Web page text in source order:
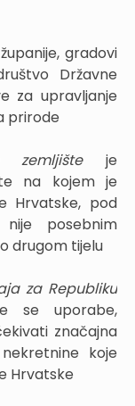
gradovi
Državne
za upravljanje
prirode
zemljište je
na kojem je
Hrvatske, pod
posebnim
drugom tijelu
za Republiku
se uporabe,
značajna
koje
Hrvatske